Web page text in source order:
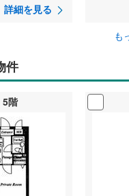
詳細を見る
も
件
5階